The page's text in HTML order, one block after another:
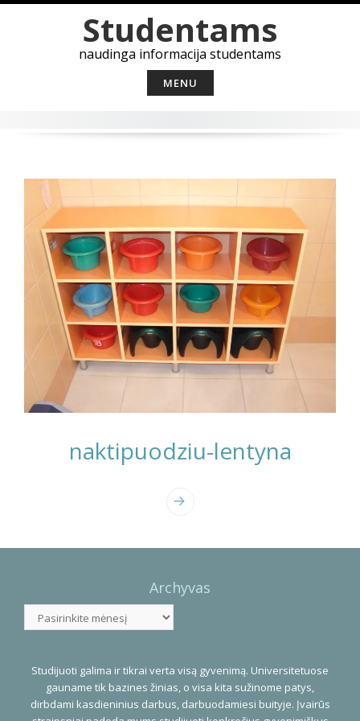
to
content
Studentams
naudinga informacija studentams
MENU
naktipuodziu-lentyna
Archyvas
Studijuoti galima ir tikrai verta visą gyvenimą. Universitetuose
gauname tik bazines žinias, o visa kita sužinome patys,
dirbdami kasdieninius darbus, darbuodamiesi buityje. Įvairūs